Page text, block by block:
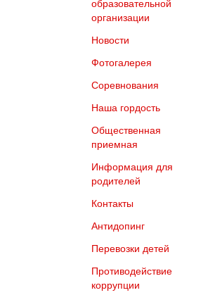
образовательной
организации
Новости
Фотогалерея
Соревнования
Наша гордость
Общественная
приемная
Информация для
родителей
Контакты
Антидопинг
Перевозки детей
Противодействие
коррупции